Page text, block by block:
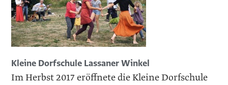
Kleine Dorfschule Lassaner Winkel
Im Herbst 2017 eröffnete die Kleine Dorfschule